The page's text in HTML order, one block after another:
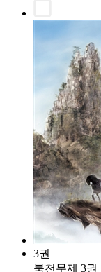
3권
북천무제 3권